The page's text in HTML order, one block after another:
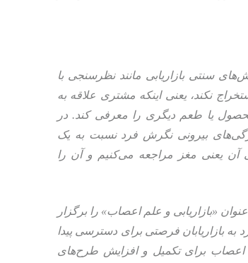
سنتی بازاریابی مانند نظرسنجی با
نکند، یعنی اینکه مشتری علاقه به
یا طعم دیگری را معرفی کند. در
بیرونی نگرش فرد نسبت به یک
آن یعنی مغز مراجعه می‌کنیم و آن را
تحت عنوان «بازاریابی و علم اعصاب» را برگزار
بازاریابان فرصتی برای دسترسی پیدا
اعصاب برای تکمیل و افزایش طرح‌های